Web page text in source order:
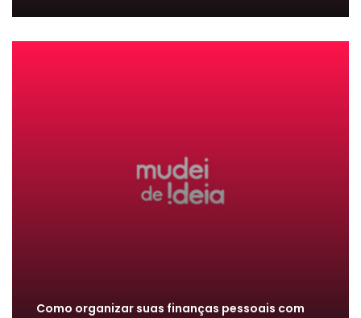
Como organizar suas finanças pessoais com